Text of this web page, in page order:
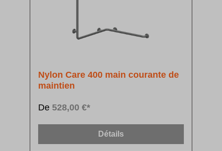
Nylon Care 400 main courante de
maintien
De 528,00 €*
Détails